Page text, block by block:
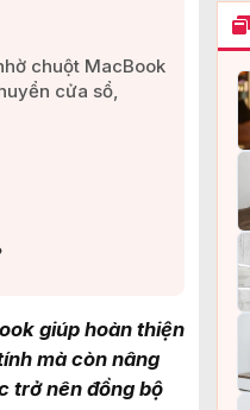
chuột MacBook
cửa sổ,
giúp hoàn thiện
mà còn nâng
trở nên đồng bộ